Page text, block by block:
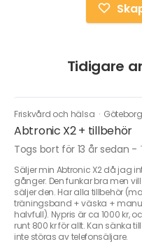
Tidigare
Friskvård och hälsa · Göteborg
Abtronic X2 + tillbehör
Togs bort för 13 år sedan -
Säljer min Abtronic X2 då jag
gånger. Den funkar bra men
säljer den. Har alla tillbehör
träningsband + väska +
halvfull). Nypris är ca 1000 kr,
runt 800 kr för allt. Kan sänka
inte störas av telefonsäljare.